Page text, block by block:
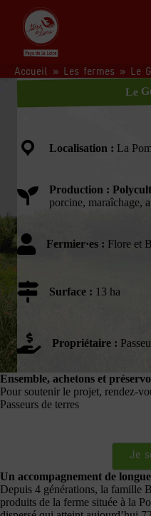
e
r
u
Accueil » Les fermes » Le
Le
Localisation : La
Production :
porcine, maraîchage,
Fermier·es : Flore et
Surface : 13 ha
Propriétaire :
Ensemble, achetons et
Pour soutenir le projet, rendez-
Passeurs de terres
Je
Un accompagnement de
Depuis 4 générations, la famille
produits de la ferme située à la